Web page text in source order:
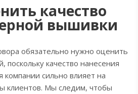
качество
вышивки
обязательно нужно оценить
поскольку качество нанесения
компании сильно влияет на
клиентов. Мы следим, чтобы